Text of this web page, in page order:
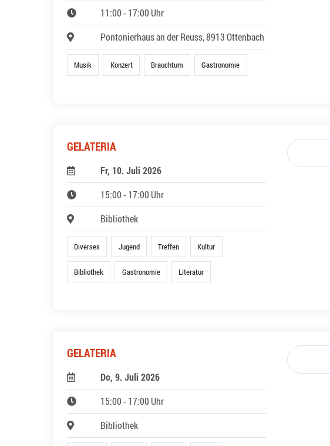
11:00 - 17:00 Uhr
Pontonierhaus an der Reuss, 8913 Ottenbach
Musik Konzert Brauchtum Gastronomie
GELATERIA
Fr, 10. Juli 2026
15:00 - 17:00 Uhr
Bibliothek
Diverses Jugend Treffen Kultur
Bibliothek Gastronomie Literatur
GELATERIA
Do, 9. Juli 2026
15:00 - 17:00 Uhr
Bibliothek